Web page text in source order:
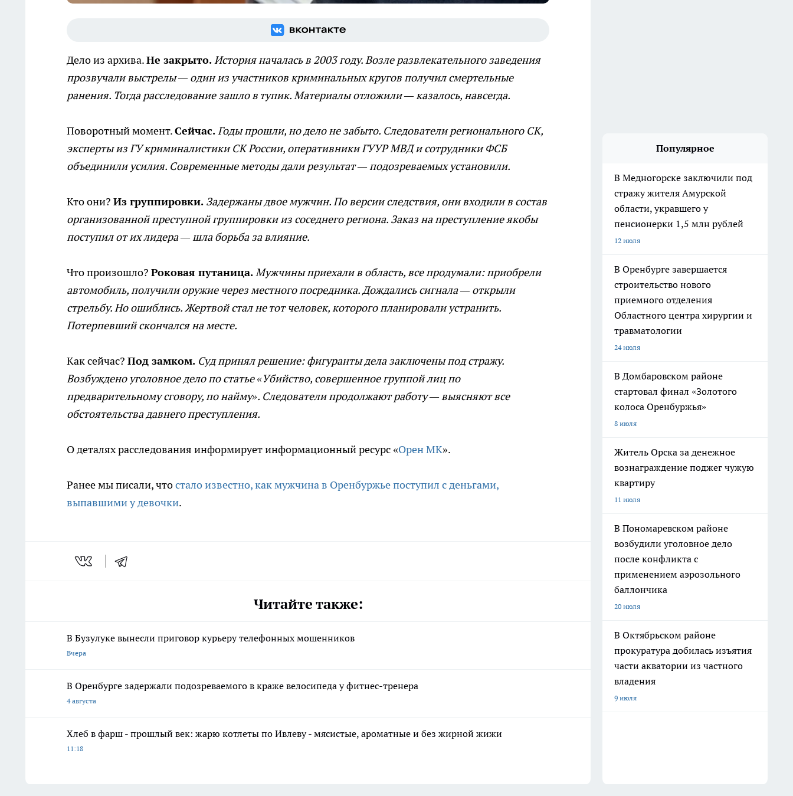
Дело из архива.Не закрыто.История началась в 2003 году. Возле развлекательного заведения
прозвучали выстрелы — один из участников криминальных кругов получил смертельные
ранения. Тогда расследование зашло в тупик. Материалы отложили — казалось, навсегда.
Поворотный момент.Сейчас.Годы прошли, но дело не забыто. Следователи регионального СК,
эксперты из ГУ криминалистики СК России, оперативники ГУУР МВД и сотрудники ФСБ
объединили усилия. Современные методы дали результат — подозреваемых установили.
Кто они? Из группировки. Задержаны двое мужчин. По версии следствия, они входили в состав
организованной преступной группировки из соседнего региона. Заказ на преступление якобы
поступил от их лидера — шла борьба за влияние.
Что произошло? Роковая путаница.Мужчины приехали в область, все продумали: приобрели
автомобиль, получили оружие через местного посредника. Дождались сигнала — открыли
стрельбу. Но ошиблись. Жертвой стал не тот человек, которого планировали устранить.
Потерпевший скончался на месте.
Как сейчас? Под замком. Суд принял решение: фигуранты дела заключены под стражу.
Возбуждено уголовное дело по статье «Убийство, совершенное группой лиц по
предварительному сговору, по найму». Следователи продолжают работу — выясняют все
обстоятельства давнего преступления.
О деталях расследования информирует информационный ресурс «Орен МК».
Ранее мы писали, чтостало известно, как мужчина в Оренбуржье поступил с деньгами,
выпавшими у девочки.
Читайте также:
В Бузулуке вынесли приговор курьеру телефонных мошенников
Вчера
В Оренбурге задержали подозреваемого в краже велосипеда у фитнес-тренера
4 августа
Хлеб в фарш - прошлый век: жарю котлеты по Ивлеву - мясистые, ароматные и без жирной жижи
11:18
Популярное
В Медногорске заключили под
стражу жителя Амурской
области, укравшего у
пенсионерки 1,5 млн рублей
12 июля
В Оренбурге завершается
строительство нового
приемного отделения
Областного центра хирургии и
травматологии
24 июля
В Домбаровском районе
стартовал финал «Золотого
колоса Оренбуржья»
8 июля
Житель Орска за денежное
вознаграждение поджег чужую
квартиру
11 июля
В Пономаревском районе
возбудили уголовное дело
после конфликта с
применением аэрозольного
баллончика
20 июля
В Октябрьском районе
прокуратура добилась изъятия
части акватории из частного
владения
9 июля